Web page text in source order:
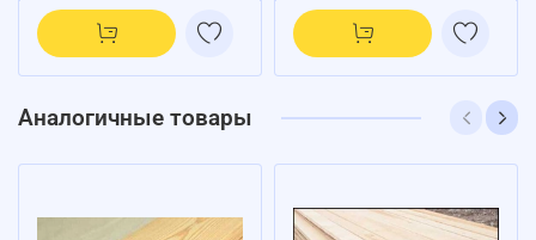
Аналогичные товары